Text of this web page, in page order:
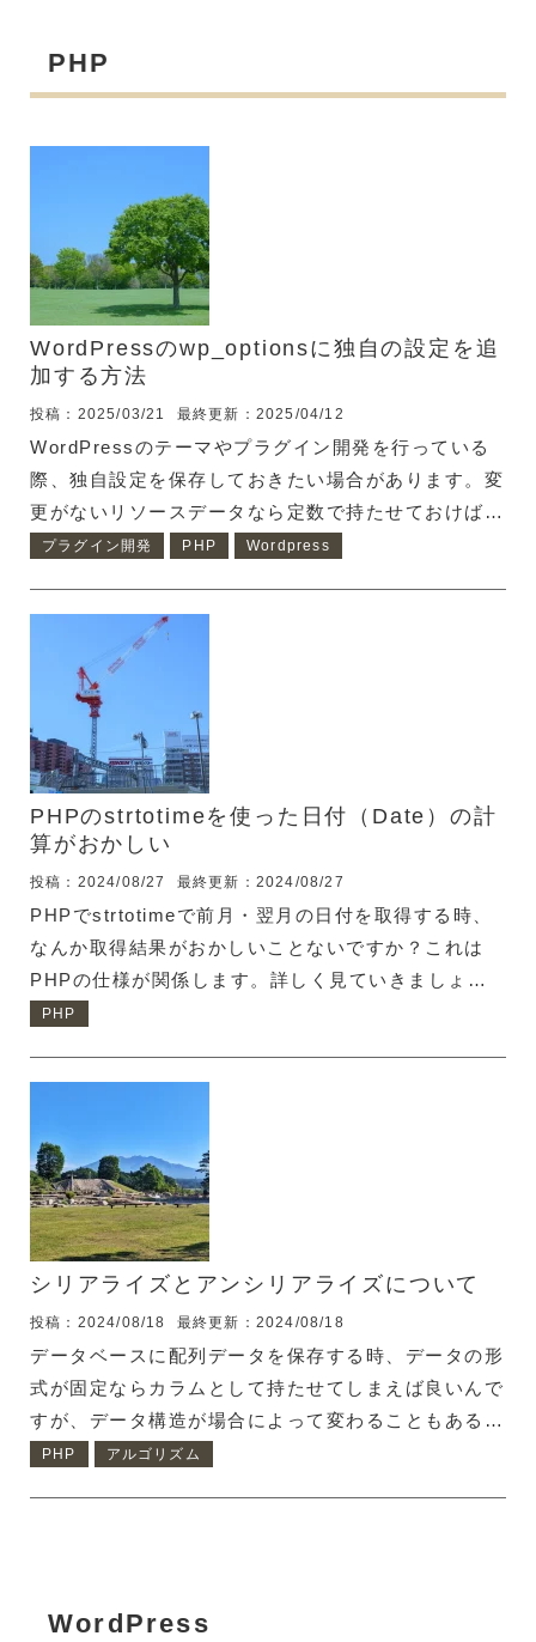
ールウィザードに従ってNode.jsをインストールした
PHP
WordPressのwp_optionsに独自の設定を追
加する方法
投稿：2025/03/21 最終更新：2025/04/12
WordPressのテーマやプラグイン開発を行っている
際、独自設定を保存しておきたい場合があります。変
更がないリソースデータなら定数で持たせておけばよ
いですが、ユーザーによって変更が行われる可能性が
ね。 そこで、WordPressに標準で存在している
wp_optionsに設定を追加し、呼び出して使う方法を
ご紹介します。 wp_optionsに設定を保存する時は
add_option() wp_optionsに設定を追加するには
add_option関数を利用します。 <?php // 設定例
add_option("custom_op...
プラグイン開発 PHP Wordpress
PHPのstrtotimeを使った日付（Date）の計
算がおかしい
投稿：2024/08/27 最終更新：2024/08/27
PHPでstrtotimeで前月・翌月の日付を取得する時、
なんか取得結果がおかしいことないですか？これは
PHPの仕様が関係します。詳しく見ていきましょ
う。 strtotime関数で日付の計算結果がおかしくなる
か月末頃に前月・翌月を取得した時、前月・翌月が
果を見てください。 <?php echo date("Y-m-d",
strtotime("2024-01-31 -1 month"))."<br>"; ech...
PHP
シリアライズとアンシリアライズについて
投稿：2024/08/18 最終更新：2024/08/18
データベースに配列データを保存する時、データの形
式が固定ならカラムとして持たせてしまえば良いんで
すが、データ構造が場合によって変わることもあると
思います。 例えば、賃貸検索サービスのサイト内で
内のバス・トイレ別などという条件で検索する人も居
PHP アルゴリズム
WordPress